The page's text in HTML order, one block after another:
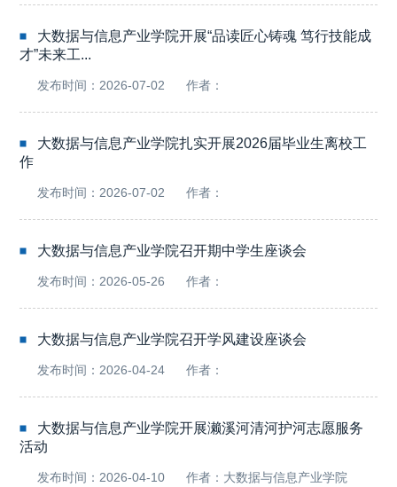
大数据与信息产业学院开展“品读匠心铸魂 笃行技能成
才”未来工...
发布时间：2026-07-02 作者：
大数据与信息产业学院扎实开展2026届毕业生离校工
作
发布时间：2026-07-02 作者：
大数据与信息产业学院召开期中学生座谈会
发布时间：2026-05-26 作者：
大数据与信息产业学院召开学风建设座谈会
发布时间：2026-04-24 作者：
大数据与信息产业学院开展濑溪河清河护河志愿服务
活动
发布时间：2026-04-10 作者：大数据与信息产业学院